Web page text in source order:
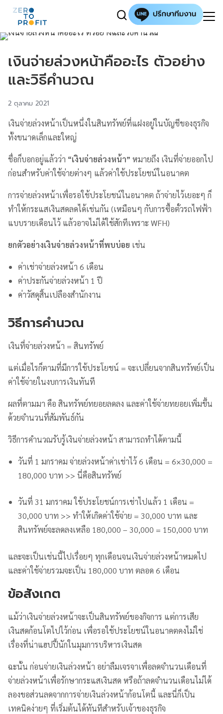
เงินจ่ายล่วงหน้าคืออะไร ตัวอย่าง
และวิธีคำนวณ
2 ตุลาคม 2021
เงินจ่ายล่วงหน้าเป็นหนึ่งในสินทรัพย์ที่แฝงอยู่ในบัญชีของธุรกิจ
ทั้งขนาดเล็กและใหญ่
ชื่อก็บอกอยู่แล้วว่า “เงินจ่ายล่วงหน้า” หมายถึง เงินที่จ่ายออกไป
ก่อนสำหรับค่าใช้จ่ายต่างๆ แล้วค่าใช้ประโยชน์ในอนาคต
การจ่ายล่วงหน้าเพื่อรอใช้ประโยชน์ในอนาคต ถ้าจ่ายไว้เยอะๆ ก็
ทำให้กระแสเงินสดลดได้เช่นกัน (เหมือนๆ กับการซื้อตั๋วรถไฟฟ้า
แบบรายเดือนไว้ แล้วอาจไม่ได้ใช้สักทีเพราะ WFH)
ยกตัวอย่างเงินจ่ายล่วงหน้าที่พบบ่อย เช่น
ค่าเช่าจ่ายล่วงหน้า 6 เดือน
ค่าประกันจ่ายล่วงหน้า 1 ปี
ค่าวัสดุสิ้นเปลืองสำนักงาน
วิธีการคำนวณ
เงินที่จ่ายล่วงหน้า = สินทรัพย์
แต่เมื่อไรก็ตามที่มีการใช้ประโยชน์ = จะเปลี่ยนจากสินทรัพย์เป็น
ค่าใช้จ่ายในงบการเงินทันที
ผลที่ตามมา คือ สินทรัพย์ทยอยลดลง และค่าใช้จ่ายทยอยเพิ่มขึ้น
ด้วยจำนวนที่สัมพันธ์กัน
วิธีการคำนวณรับรู้เงินจ่ายล่วงหน้า สามารถทำได้ตามนี้
วันที่ 1 มกราคม จ่ายล่วงหน้าค่าเช่าไว้ 6 เดือน = 6×30,000 =
180,000 บาท >> นี่คือสินทรัพย์
วันที่ 31 มกราคม ใช้ประโยชน์การเช่าไปแล้ว 1 เดือน =
30,000 บาท >> ทำให้เกิดค่าใช้จ่าย = 30,000 บาท และ
สินทรัพย์จะลดลงเหลือ 180,000 – 30,000 = 150,000 บาท
และจะเป็นเช่นนี้ไปเรื่อยๆ ทุกเดือนจนเงินจ่ายล่วงหน้าหมดไป
และค่าใช้จ่ายรวมจะเป็น 180,000 บาท ตลอด 6 เดือน
ข้อสังเกต
แม้ว่าเงินจ่ายล่วงหน้าจะเป็นสินทรัพย์ของกิจการ แต่การเสีย
เงินสดก้อนโตไปไว้ก่อน เพื่อรอใช้ประโยชน์ในอนาคตคงไม่ใช่
เรื่องที่น่าแฮปปี้นักในมุมการบริหารเงินสด
ฉะนั้น ก่อนจ่ายเงินล่วงหน้า อย่าลืมเจรจาเพื่อลดจำนวนเดือนที่
จ่ายล่วงหน้าเพื่อรักษากระแสเงินสด หรือถ้าลดจำนวนเดือนไม่ได้
ลองขอส่วนลดจากการจ่ายเงินล่วงหน้าก้อนโตนี้ และนี่ก็เป็น
เทคนิคง่ายๆ ที่เริ่มต้นได้ทันทีสำหรับเจ้าของธุรกิจ